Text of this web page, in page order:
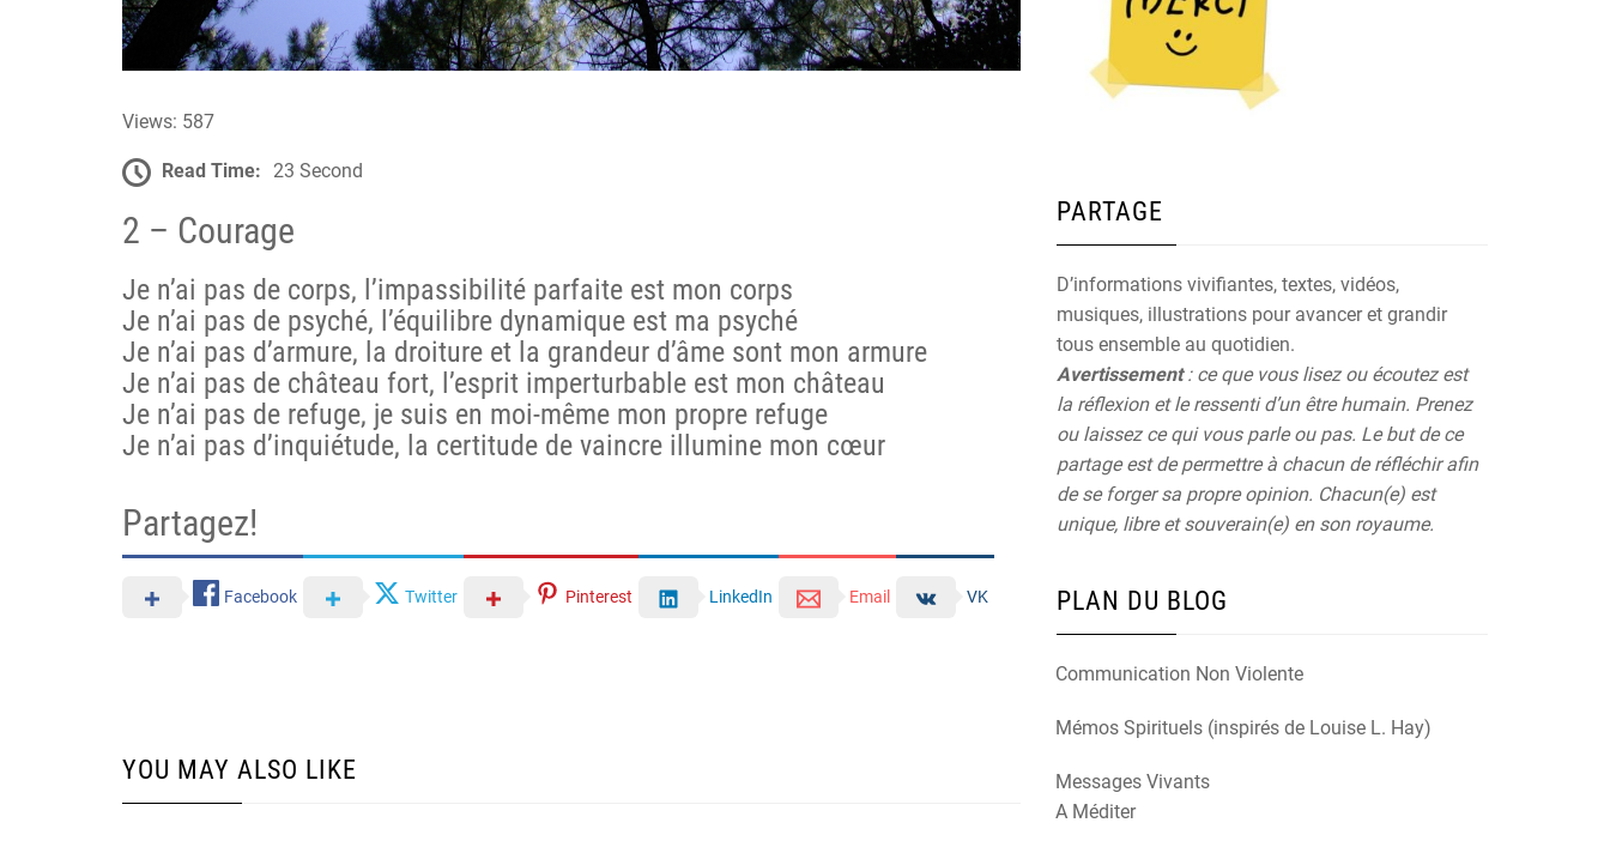
Views: 587
Read Time: 23 Second
2 – Courage
Je n’ai pas de corps, l’impassibilité parfaite est mon corps
Je n’ai pas de psyché, l’équilibre dynamique est ma psyché
Je n’ai pas d’armure, la droiture et la grandeur d’âme sont mon armure
Je n’ai pas de château fort, l’esprit imperturbable est mon château
Je n’ai pas de refuge, je suis en moi-même mon propre refuge
Je n’ai pas d’inquiétude, la certitude de vaincre illumine mon cœur
Partagez!
Facebook Twitter Pinterest LinkedIn Email VK
YOU MAY ALSO LIKE
PARTAGE
D’informations vivifiantes, textes, vidéos,
musiques, illustrations pour avancer et grandir
tous ensemble au quotidien.
Avertissement: ce que vous lisez ou écoutez est
la réflexion et le ressenti d’un être humain. Prenez
ou laissez ce qui vous parle ou pas. Le but de ce
partage est de permettre à chacun de réfléchir afin
de se forger sa propre opinion. Chacun(e) est
unique, libre et souverain(e) en son royaume.
PLAN DU BLOG
Communication Non Violente
Mémos Spirituels (inspirés de Louise L. Hay)
Messages Vivants
A Méditer